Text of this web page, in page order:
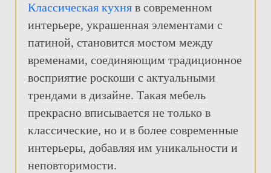
Классическая кухня в современном
интерьере, украшенная элементами с
патиной, становится мостом между
временами, соединяющим традиционное
восприятие роскоши с актуальными
трендами в дизайне. Такая мебель
прекрасно вписывается не только в
классические, но и в более современные
интерьеры, добавляя им уникальности и
неповторимости.